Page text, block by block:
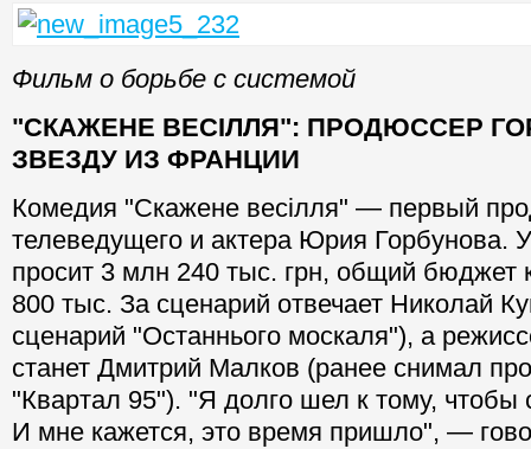
Фильм о борьбе с системой
"СКАЖЕНЕ ВЕСІЛЛЯ": ПРОДЮССЕР
ЗВЕЗДУ ИЗ ФРАНЦИИ
Комедия "Скажене весілля" — первый
телеведущего и актера Юрия Горбунова.
просит 3 млн 240 тыс. грн, общий
800 тыс. За сценарий отвечает Николай
сценарий "Останнього москаля"), а
станет Дмитрий Малков (ранее снимал
"Квартал 95"). "Я долго шел к тому, чтобы
И мне кажется, это время пришло", —